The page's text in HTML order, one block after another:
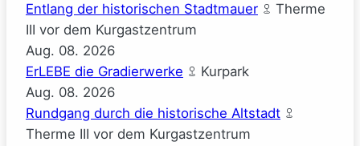
Entlang der historischen Stadtmauer
Therme
III vor dem Kurgastzentrum
Aug. 08. 2026
ErLEBE die Gradierwerke
Kurpark
Aug. 08. 2026
Rundgang durch die historische Altstadt
Therme III vor dem Kurgastzentrum